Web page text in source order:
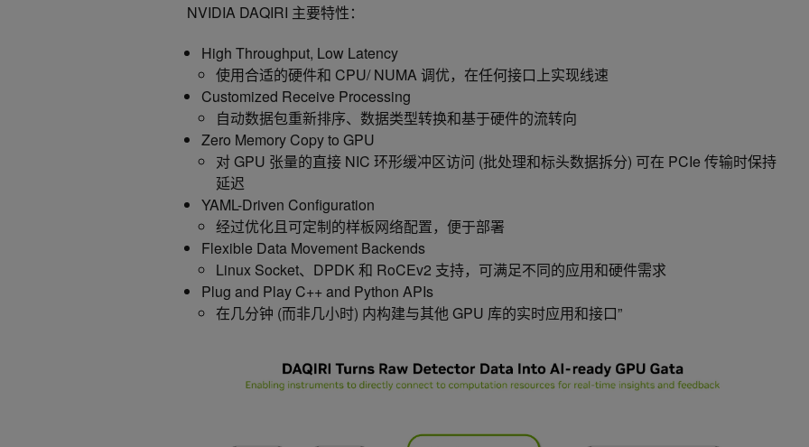
NVIDIA DAQIRI 主要特性：
High Throughput, Low Latency
使用合适的硬件和 CPU/ NUMA 调优，在任何接口上实现线速
Customized Receive Processing
自动数据包重新排序、数据类型转换和基于硬件的流转向
Zero Memory Copy to GPU
对 GPU 张量的直接 NIC 环形缓冲区访问 (批处理和标头数据拆分) 可在 PCIe 传输时保持
延迟
YAML-Driven Configuration
经过优化且可定制的样板网络配置，便于部署
Flexible Data Movement Backends
Linux Socket、DPDK 和 RoCEv2 支持，可满足不同的应用和硬件需求
Plug and Play C++ and Python APIs
在几分钟 (而非几小时) 内构建与其他 GPU 库的实时应用和接口”